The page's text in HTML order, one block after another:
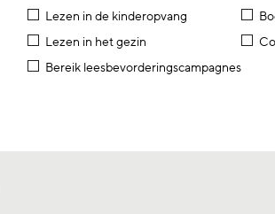
Lezen in de kinderopvang
Lezen in het gezin
Bereik leesbevorderingscampagnes